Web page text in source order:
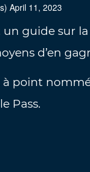
April 11, 2023
guide sur
d’en
à point
Pass.